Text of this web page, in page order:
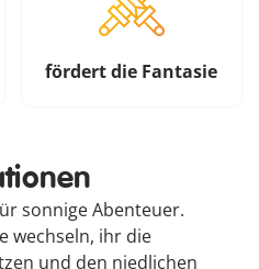
fördert die Fantasie
sonnige Abenteuer.
wechseln, ihr die
und den niedlichen